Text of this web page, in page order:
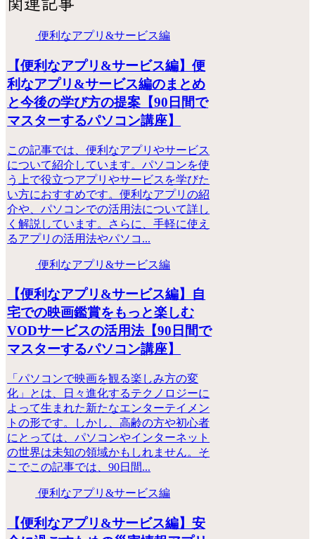
便利なアプリ&サービス編
【便利なアプリ&サービス編】便
利なアプリ&サービス編のまとめ
と今後の学び方の提案【90日間で
マスターするパソコン講座】
この記事では、便利なアプリやサービス
について紹介しています。パソコンを使
う上で役立つアプリやサービスを学びた
い方におすすめです。便利なアプリの紹
介や、パソコンでの活用法について詳し
く解説しています。さらに、手軽に使え
るアプリの活用法やパソコ...
便利なアプリ&サービス編
【便利なアプリ&サービス編】自
宅での映画鑑賞をもっと楽しむ
VODサービスの活用法【90日間で
マスターするパソコン講座】
「パソコンで映画を観る楽しみ方の変
化」とは、日々進化するテクノロジーに
よって生まれた新たなエンターテイメン
トの形です。しかし、高齢の方や初心者
にとっては、パソコンやインターネット
の世界は未知の領域かもしれません。そ
こでこの記事では、90日間...
便利なアプリ&サービス編
【便利なアプリ&サービス編】安